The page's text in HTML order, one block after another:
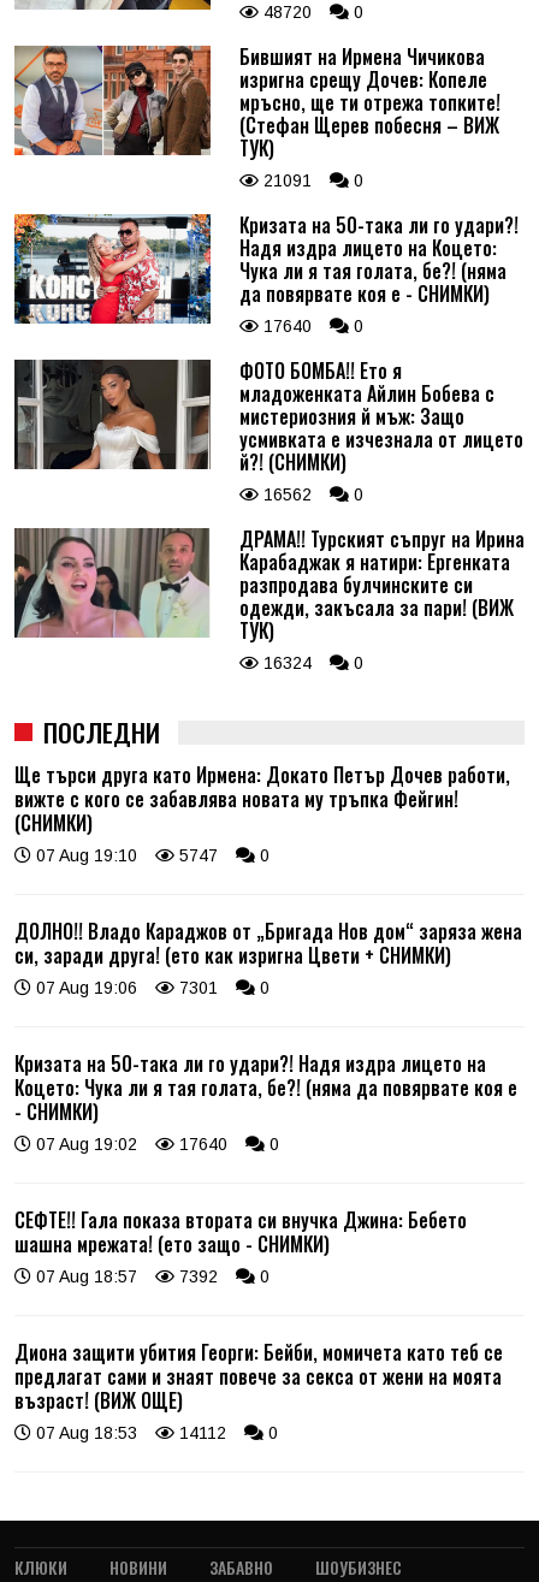
48720 0
Бившият на Ирмена Чичикова
изригна срещу Дочев: Копеле
мръсно, ще ти отрежа топките!
(Стефан Щерев побесня – ВИЖ
ТУК)
21091 0
Кризата на 50-така ли го удари?!
Надя издра лицето на Коцето:
Чука ли я тая голата, бе?! (няма
да повярвате коя е - СНИМКИ)
17640 0
ФОТО БОМБА!! Ето я
младоженката Айлин Бобева с
мистериозния й мъж: Защо
усмивката е изчезнала от лицето
й?! (СНИМКИ)
16562 0
ДРАМА!! Турският съпруг на Ирина
Карабаджак я натири: Ергенката
разпродава булчинските си
одежди, закъсала за пари! (ВИЖ
ТУК)
16324 0
ПОСЛЕДНИ
Ще търси друга като Ирмена: Докато Петър Дочев работи,
вижте с кого се забавлява новата му тръпка Фейгин!
(СНИМКИ)
07 Aug 19:10 5747 0
ДОЛНО!! Владо Караджов от „Бригада Нов дом“ заряза жена
си, заради друга! (ето как изригна Цвети + СНИМКИ)
07 Aug 19:06 7301 0
Кризата на 50-така ли го удари?! Надя издра лицето на
Коцето: Чука ли я тая голата, бе?! (няма да повярвате коя е
- СНИМКИ)
07 Aug 19:02 17640 0
СЕФТЕ!! Гала показа втората си внучка Джина: Бебето
шашна мрежата! (ето защо - СНИМКИ)
07 Aug 18:57 7392 0
Диона защити убития Георги: Бейби, момичета като теб се
предлагат сами и знаят повече за секса от жени на моята
възраст! (ВИЖ ОЩЕ)
07 Aug 18:53 14112 0
КЛЮКИ НОВИНИ ЗАБАВНО ШОУБИЗНЕС